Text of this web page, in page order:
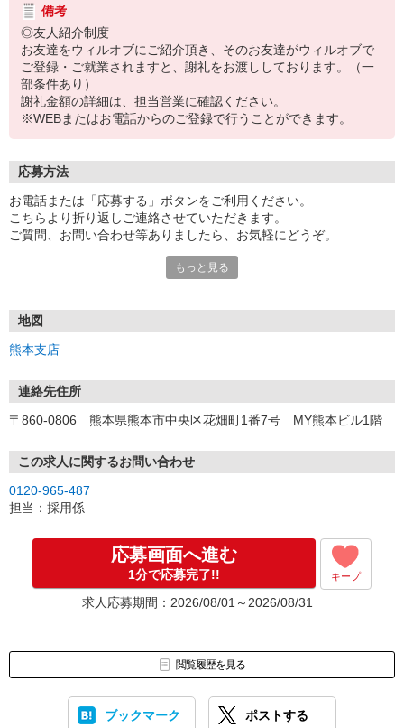
備考
◎友人紹介制度
お友達をウィルオブにご紹介頂き、そのお友達がウィルオブで
ご登録・ご就業されますと、謝礼をお渡ししております。（一
部条件あり）
謝礼金額の詳細は、担当営業に確認ください。
※WEBまたはお電話からのご登録で行うことができます。
応募方法
お電話または「応募する」ボタンをご利用ください。
こちらより折り返しご連絡させていただきます。
ご質問、お問い合わせ等ありましたら、お気軽にどうぞ。
＜電話応募＞
土日祝／10:00〜19:00
□■来社不要！WEB登録あり■□
WEB＆TELでお仕事の紹介が可能！
▼応募後、無料WEB登録フォームをご案内
▼スマホ or PCからご登録
▼専任アドバイザーよりご連絡
▼お電話でご希望・ご質問を伺い、お仕事を紹介
▼職場見学後、就業先を決定
※対面でのカウンセリングをご希望の方は、支店での来社・登録も
歓迎！≪随時登録会開催！≫
もっと見る
地図
熊本支店
連絡先住所
〒860-0806 熊本県熊本市中央区花畑町1番7号 MY熊本ビル1階
この求人に関するお問い合わせ
0120-965-487
担当：採用係
応募画面へ進む
1分で応募完了!! キープ
求人応募期間：2026/08/01～2026/08/31
閲覧履歴を見る
ブックマーク ポストする